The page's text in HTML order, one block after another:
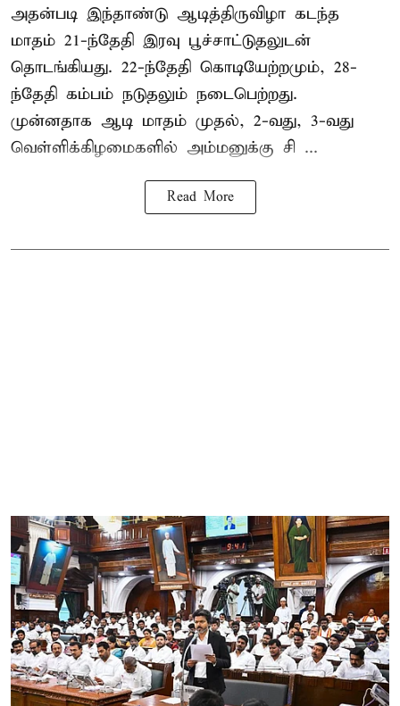
அதன்படி இந்தாண்டு ஆடித்திருவிழா கடந்த
மாதம் 21-ந்தேதி இரவு பூச்சாட்டுதலுடன்
தொடங்கியது. 22-ந்தேதி கொடியேற்றமும், 28-
ந்தேதி கம்பம் நடுதலும் நடைபெற்றது.
முன்னதாக ஆடி மாதம் முதல், 2-வது, 3-வது
வெள்ளிக்கிழமைகளில் அம்மனுக்கு சி ...
Read More